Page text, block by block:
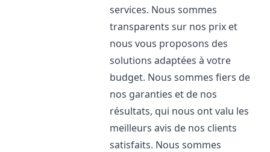
services. Nous sommes
transparents sur nos prix et
nous vous proposons des
solutions adaptées à votre
budget. Nous sommes fiers de
nos garanties et de nos
résultats, qui nous ont valu les
meilleurs avis de nos clients
satisfaits. Nous sommes